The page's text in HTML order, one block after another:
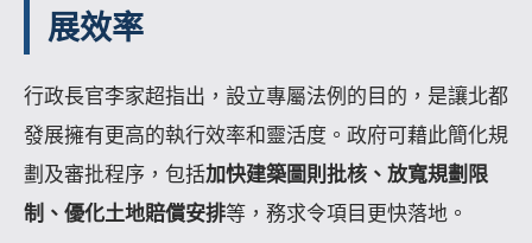
展效率
行政長官李家超指出，設立專屬法例的目的，是讓北都
發展擁有更高的執行效率和靈活度。政府可藉此簡化規
劃及審批程序，包括加快建築圖則批核、放寬規劃限
制、優化土地賠償安排等，務求令項目更快落地。